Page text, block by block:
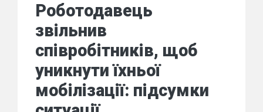
Роботодавець
звільнив
співробітників, щоб
уникнути їхньої
мобілізації: підсумки